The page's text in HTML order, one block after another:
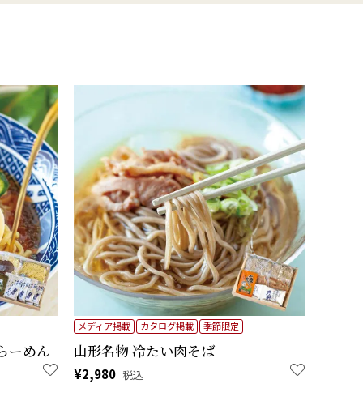
ーめん 山形名物 冷たい肉そば
メディア掲載 カタログ掲載 季節限定
¥2,980 税込